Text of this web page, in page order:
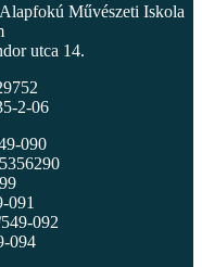
Művészeti Iskola
utca 14.
2-06
090
091
092
094